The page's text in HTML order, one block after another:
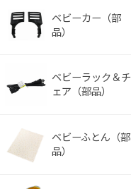
ベビーカー（部
品）
ベビーラック＆チ
ェア（部品）
ベビーふとん（部
品）